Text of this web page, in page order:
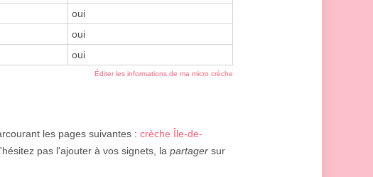
oui
oui
oui
Éditer les informations de ma micro crèche
les pages suivantes : crèche Île-de-
pas l'ajouter à vos signets, la partager sur